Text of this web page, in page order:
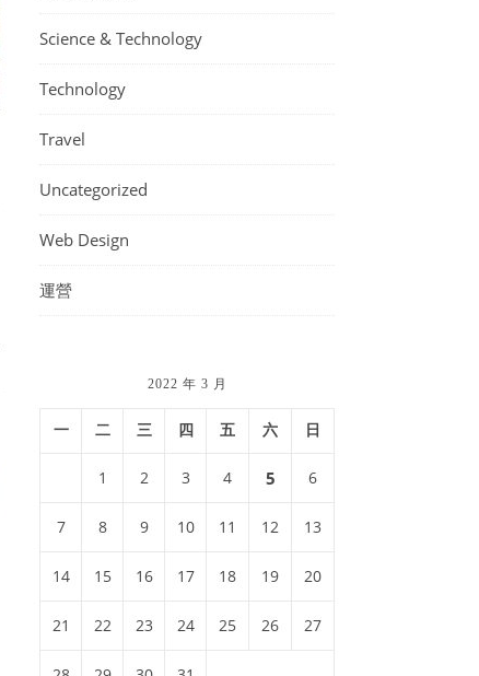
Science & Technology
Technology
Travel
Uncategorized
Web Design
運營
2022 年 3 月
一 二 三 四 五 六 日
1 2 3 4 5 6
7 8 9 10 11 12 13
14 15 16 17 18 19 20
21 22 23 24 25 26 27